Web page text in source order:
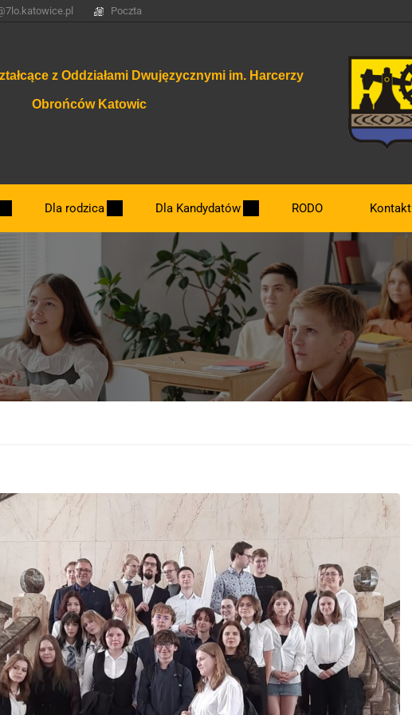
Poczta
z Oddziałami Dwujęzycznymi im. Harcerzy
Obrońców Katowic
Dla rodzica Dla Kandydatów
Dzień otwarty.
Nowe klasy 2026/2027
Najważniejsze terminy związane z rekrutacją
Zasady rekrutacji
Sprawdzian kompetencji językowych
Test sprawnościowy do klasy usportowionej
Wykaz podręczników do klas pierwszych
RODO Kontakt